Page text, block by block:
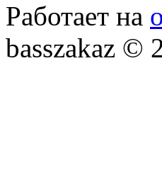
Работает на
basszakaz ©